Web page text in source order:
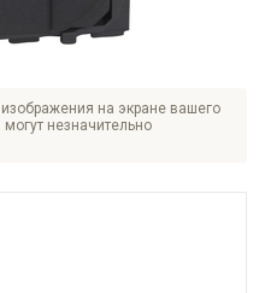
на экране вашего
незначительно